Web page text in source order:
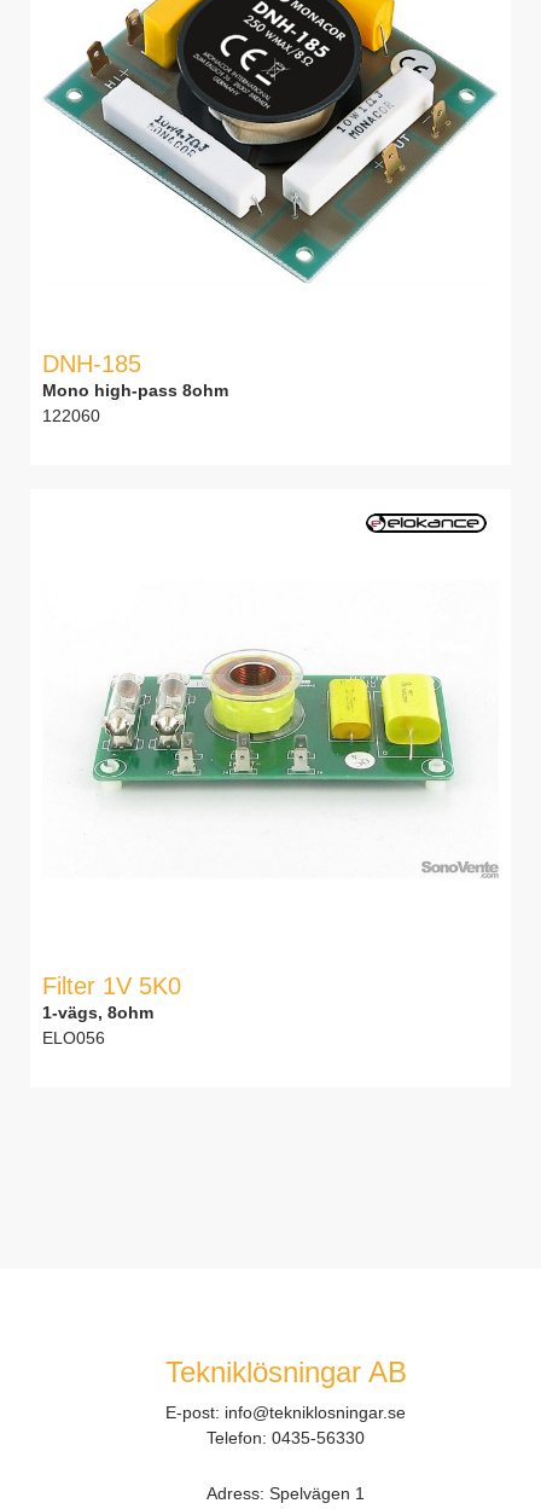
DNH-185
Mono high-pass 8ohm
122060
Filter 1V 5K0
1-vägs, 8ohm
ELO056
Tekniklösningar AB
E-post: info@tekniklosningar.se
Telefon: 0435-56330
Adress: Spelvägen 1